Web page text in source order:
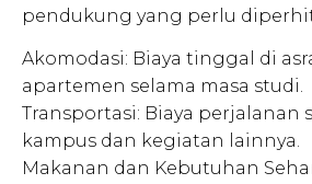
pendukung yang perlu
Akomodasi: Biaya tinggal di
apartemen selama masa studi.
Transportasi: Biaya perjalanan
kampus dan kegiatan lainnya.
Makanan dan Kebutuhan